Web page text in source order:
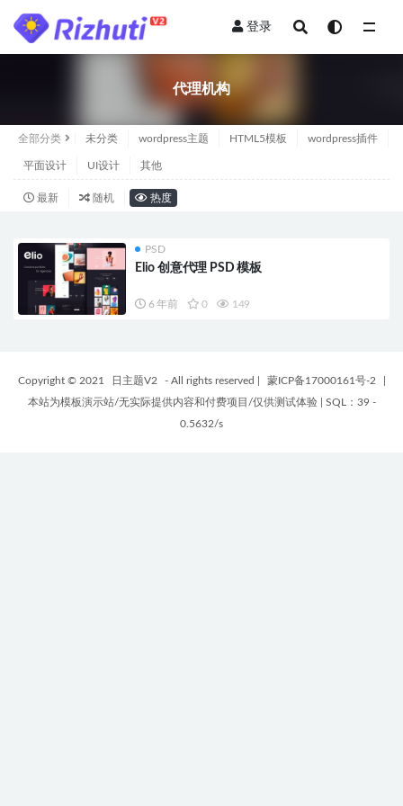
登录
代理机构
全部分类 未分类 wordpress主题 HTML5模板 wordpress插件
平面设计 UI设计 其他
最新 随机 热度
PSD
Elio 创意代理 PSD 模板
6 年前 0 149
Copyright © 2021 日主题V2 - All rights reserved 蒙ICP备17000161号-2
本站为模板演示站/无实际提供内容和付费项目/仅供测试体验
SQL：39 -
0.5632/s